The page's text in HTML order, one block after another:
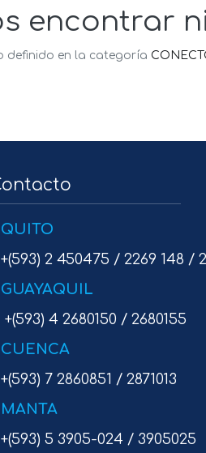
encontrar
definido en la categoría
QUITO
+(593) 2 450475 / 2269 148 /
GUAYAQUIL
+(593) 4 2680150 / 2680155
CUENCA
+(593) 7 2860851 / 2871013
MANTA
+(593) 5 3905-024 / 3905025